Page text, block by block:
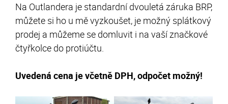
Na Outlandera je standardní dvouletá záruka BRP,
můžete si ho u mě vyzkoušet, je možný splátkový
prodej a můžeme se domluvit i na vaší značkové
čtyřkolce do protiúčtu.
Uvedená cena je včetně DPH, odpočet možný!